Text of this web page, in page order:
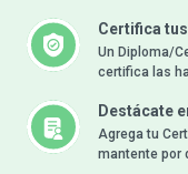
Certifica
Un Diploma/
certifica las
Destácate
Agrega tu
mantente por